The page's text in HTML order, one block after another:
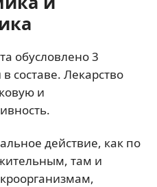
обусловлено 3
составе. Лекарство
и
действие, как по
там и